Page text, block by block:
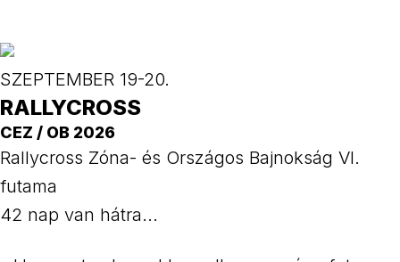
SZEPTEMBER 19-20.
RALLYCROSS
CEZ / OB 2026
Rallycross Zóna- és Országos Bajnokság VI.
futama
42 nap van hátra...